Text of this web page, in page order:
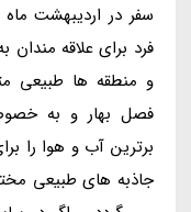
سفر در اردیبهشت
فرد برای علاقه
و منطقه ها طبیعی
فصل بهار و به
برترین آب و هوا را
جاذبه های طبیعی